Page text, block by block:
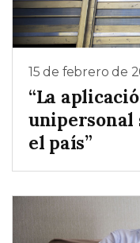
15 de febrero de
“La
unipersonal
el país”